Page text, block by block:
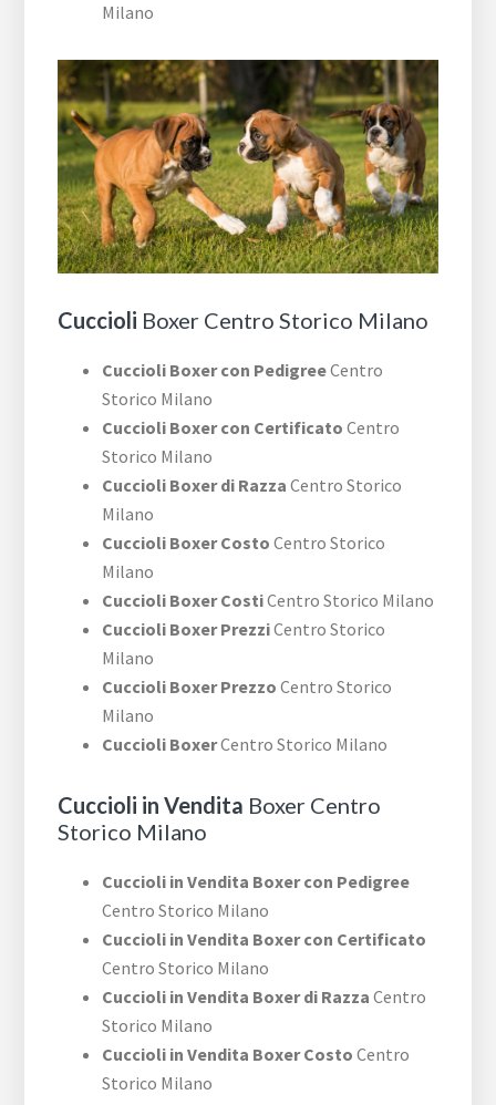
Milano
Cuccioli Boxer Centro Storico Milano
Cuccioli Boxer con PedigreeCentro
Storico Milano
Cuccioli Boxer con Certificato Centro
Storico Milano
Cuccioli Boxer di Razza Centro Storico
Milano
Cuccioli Boxer Costo Centro Storico
Milano
Cuccioli Boxer CostiCentro Storico Milano
Cuccioli Boxer PrezziCentro Storico
Milano
Cuccioli Boxer Prezzo Centro Storico
Milano
Cuccioli BoxerCentro Storico Milano
Cuccioli in Vendita Boxer Centro
Storico Milano
Cuccioli in Vendita Boxer con Pedigree
Centro Storico Milano
Cuccioli in Vendita Boxer con Certificato
Centro Storico Milano
Cuccioli in Vendita Boxer di Razza Centro
Storico Milano
Cuccioli in Vendita Boxer Costo Centro
Storico Milano